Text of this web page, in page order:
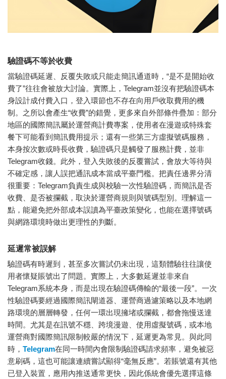
驗證碼不等於收費
當驗證碼延遲、反覆失敗或只能走簡訊通道時，“是不是開始收
費了”往往會被放大討論。實際上，Telegram並沒有把驗證碼本
身設計成付費入口，登入環節也不存在向用戶收取費用的機
制。之所以會產生“收費”的錯覺，更多來自外部條件疊加：部分
地區的國際簡訊屬於運營商計費專案，使用者在漫遊或特殊套
餐下可能看到簡訊費用提示；還有一些第三方虛擬號碼服務，
本身按次數或時長收費，驗證碼只是觸發了服務計費，並非
Telegram收錢。此外，登入失敗後的反覆嘗試，會放大等待與
不確定感，讓人誤把通訊成本當成平臺門檻。把責任邊界分清
很重要：Telegram負責生成與校驗一次性驗證碼，而簡訊是否
收費、是否被攔截，取決於運營商規則與號碼型別。理解這一
點，能避免把外部成本誤讀為平臺政策變化，也能在選擇號碼
與網路環境時做出更理性的判斷。
延遲常被誤解
驗證碼有時遲到，甚至多次嘗試仍未出現，這類體驗往往讓使
用者懷疑賬號出了問題。實際上，大多數延遲並非來自
Telegram系統本身，而是出現在驗證碼傳輸的“最後一段”。一次
性驗證碼要經過國際簡訊閘道器、運營商過濾策略以及本地網
路環境的層層轉發，任何一環出現擁堵或攔截，都會拖慢送達
時間。尤其是在訊號不穩、跨境漫遊、使用虛擬號碼，或本地
運營商對國際簡訊限制較嚴的情況下，延遲更為常見。與此同
時， Telegram在同一時間內會限制驗證碼請求頻率，避免被惡
意刷碼，這也可能讓連續嘗試顯得“毫無反應”。若賬號還有其他
已登入裝置，應用內推送通常更快，因此係統會優先選擇這條